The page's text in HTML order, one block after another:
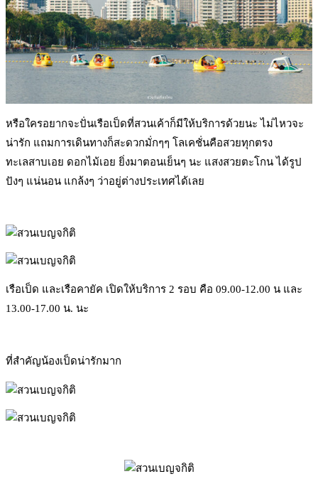
หรือใครอยากจะปั่นเรือเป็ดที่สวนเค้าก็มีให้บริการด้วยนะ ไม่ไหวจะ
น่ารัก แถมการเดินทางก็สะดวกมั่กๆๆ โลเคชั่นคือสวยทุกตรง
ทะเลสาบเอย ดอกไม้เอย ยิ่งมาตอนเย็นๆ นะ แสงสวยตะโกน ได้รูป
ปังๆ แน่นอน แกล้งๆ ว่าอยู่ต่างประเทศได้เลย
เรือเป็ด และเรือคายัค เปิดให้บริการ 2 รอบ คือ 09.00-12.00 น และ
13.00-17.00 น. นะ
ที่สำคัญน้องเป็ดน่ารักมาก